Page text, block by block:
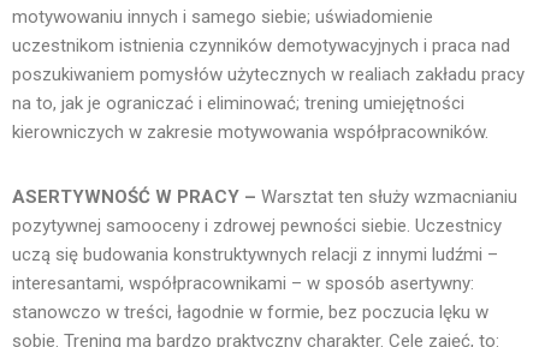
motywowaniu innych i samego siebie; uświadomienie
uczestnikom istnienia czynników demotywacyjnych i praca nad
poszukiwaniem pomysłów użytecznych w realiach zakładu pracy
na to, jak je ograniczać i eliminować; trening umiejętności
kierowniczych w zakresie motywowania współpracowników.
ASERTYWNOŚĆ W PRACY – Warsztat ten służy wzmacnianiu
pozytywnej samooceny i zdrowej pewności siebie. Uczestnicy
uczą się budowania konstruktywnych relacji z innymi ludźmi –
interesantami, współpracownikami – w sposób asertywny:
stanowczo w treści, łagodnie w formie, bez poczucia lęku w
sobie. Trening ma bardzo praktyczny charakter. Cele zajęć, to: